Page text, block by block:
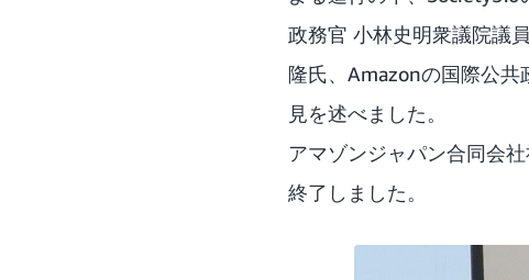
政務官 小林史明衆議院議
隆氏、Amazonの国際公
見を述べました。
アマゾンジャパン合同会
終了しました。